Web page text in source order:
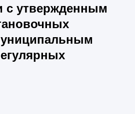
с утвержденным